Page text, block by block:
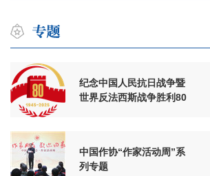
纪念中国人民抗日战争暨
世界反法西斯战争胜利80
中国作协“作家活动周”系
列专题